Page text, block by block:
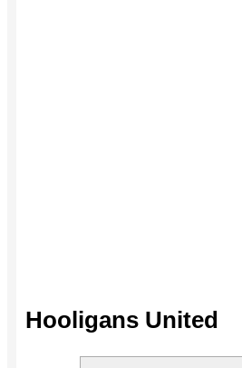
Hooligans United